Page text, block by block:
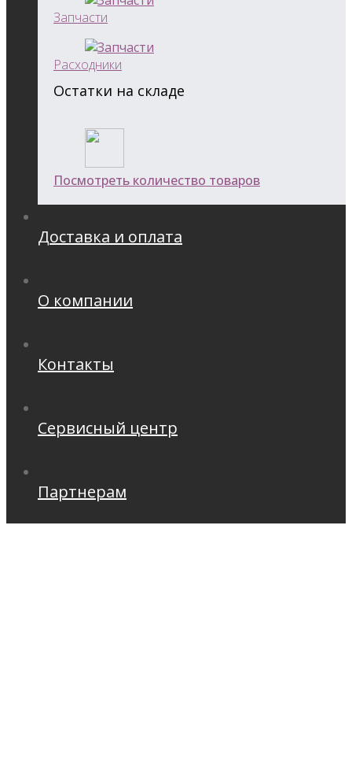
Запчасти
Расходники
Остатки на складе
Посмотреть количество товаров
Доставка и оплата
О компании
Контакты
Сервисный центр
Партнерам